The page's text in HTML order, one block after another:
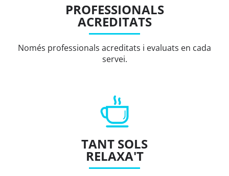
PROFESSIONALS
ACREDITATS
Només professionals acreditats i evaluats en cada
servei.
TANT SOLS
RELAXA'T